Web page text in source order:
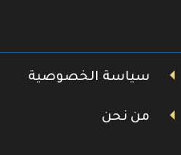
سياسة الخصوصية
من نحن